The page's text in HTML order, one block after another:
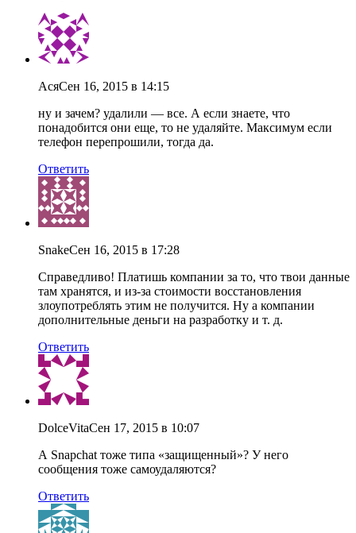
АсяСен 16, 2015 в 14:15
ну и зачем? удалили — все. А если знаете, что
понадобится они еще, то не удаляйте. Максимум если
телефон перепрошили, тогда да.
Ответить
SnakeСен 16, 2015 в 17:28
Справедливо! Платишь компании за то, что твои данные
там хранятся, и из-за стоимости восстановления
злоупотреблять этим не получится. Ну а компании
дополнительные деньги на разработку и т. д.
Ответить
DolceVitaСен 17, 2015 в 10:07
А Snapchat тоже типа «защищенный»? У него
сообщения тоже самоудаляются?
Ответить